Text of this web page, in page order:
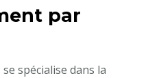
par
spécialise dans la